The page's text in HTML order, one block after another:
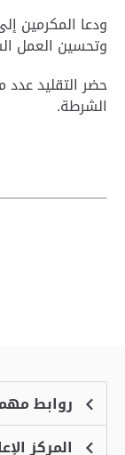
ودعا المكرمين
وتحسين العمل
حضر التقليد عدد
الشرطة.
روابط
المركز